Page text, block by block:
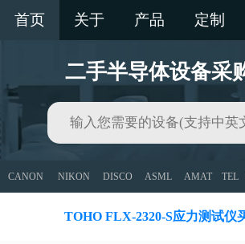
首页 关于 产品 定制
二手半导体设备采
CANON NIKON DISCO ASML AMAT TEL
TOHO FLX-2320-S应力测试仪